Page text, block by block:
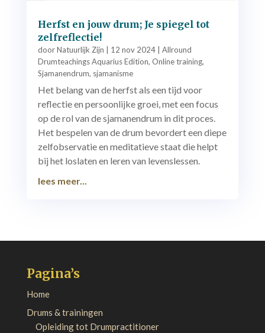
Herfst en jouw drum; Je spiegel tot
zelfreflectie!
doorNatuurlijk Zijn 12 nov 2024| Allround
Drumteachings Aquarius Edition, Online training,
Sjamanendrum, sjamanisme
Het belang van de herfst als een tijd voor
reflectie en persoonlijke groei, met een focus
op de rol van de sjamanendrum in dit proces.
Het bespelen van de drum bevordert een diepe
zelfobservatie en meditatieve staat die helpt
bij het loslaten en leren van levenslessen.
lees meer...
Pagina’s
Home
Drums & trainingen
Opleiding tot Drumpractitioner